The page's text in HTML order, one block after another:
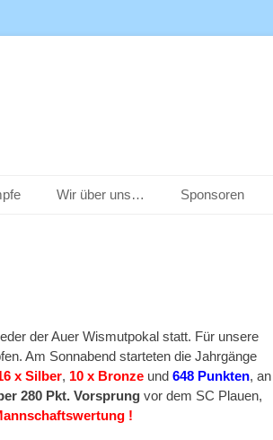
Wir über uns… Sponsoren
der Auer Wismutpokal statt. Für unsere
Am Sonnabend starteten die Jahrgänge
x Silber, 10 x Bronze und 648 Punkten, an
280 Pkt. Vorsprung vor dem SC Plauen,
!